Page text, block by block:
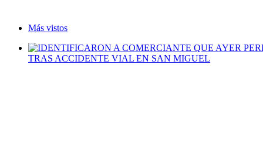
Más vistos